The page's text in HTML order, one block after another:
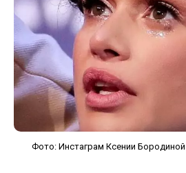
Фото: Инстаграм Ксении Бородиной